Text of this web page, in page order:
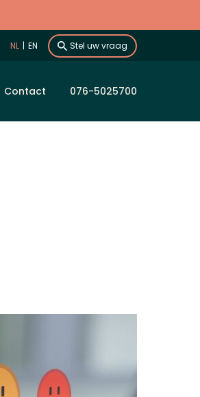
NL | EN Stel uw vraag
Contact 076-5025700